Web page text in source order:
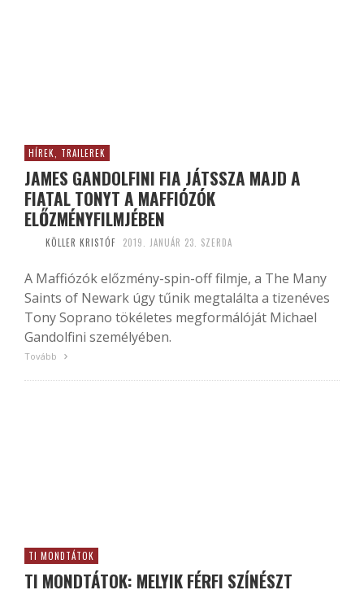
HÍREK, TRAILEREK
JAMES GANDOLFINI FIA JÁTSSZA MAJD A
FIATAL TONYT A MAFFIÓZÓK
ELŐZMÉNYFILMJÉBEN
KÖLLER KRISTÓF 2019. JANUÁR 23. SZERDA
A Maffiózók előzmény-spin-off filmje, a The Many
Saints of Newark úgy tűnik megtalálta a tizenéves
Tony Soprano tökéletes megformálóját Michael
Gandolfini személyében.
Tovább
TI MONDTÁTOK
TI MONDTÁTOK: MELYIK FÉRFI SZÍNÉSZT